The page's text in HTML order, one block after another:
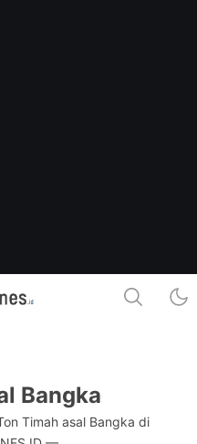
Bangka
Timah asal Bangka di